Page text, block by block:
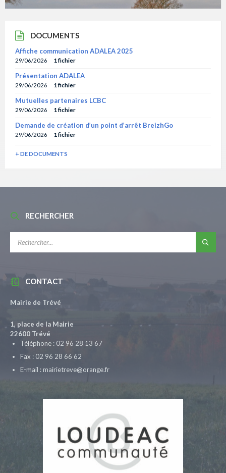
DOCUMENTS
Affiche communication ADALEA 2025
29/06/2026 1 fichier
Présentation ADALEA
29/06/2026 1 fichier
Mutuelles partenaires LCBC
29/06/2026 1 fichier
Demande de création d’un point d’arrêt BreizhGo
29/06/2026 1 fichier
+ DE DOCUMENTS
RECHERCHER
CONTACT
Mairie de Trévé
1, place de la Mairie
22600 Trévé
Téléphone : 02 96 28 13 67
Fax : 02 96 28 66 62
E-mail : mairietreve@orange.fr